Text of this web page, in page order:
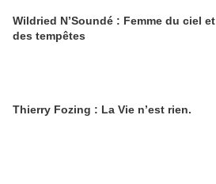
Wildried N’Soundé : Femme du ciel et
des tempêtes
Thierry Fozing : La Vie n’est rien.